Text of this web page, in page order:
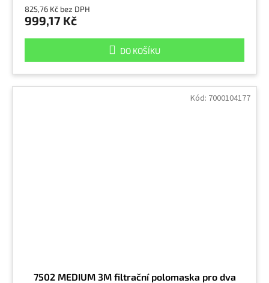
825,76 Kč bez DPH
999,17 Kč
DO KOŠÍKU
7502 MEDIUM 3M filtrační polomaska pro dva
Kód: 7000104177